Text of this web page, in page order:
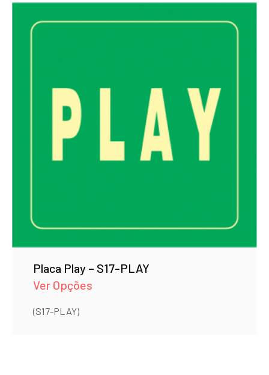
Placa Play – S17-PLAY
Ver Opções
(S17-PLAY)